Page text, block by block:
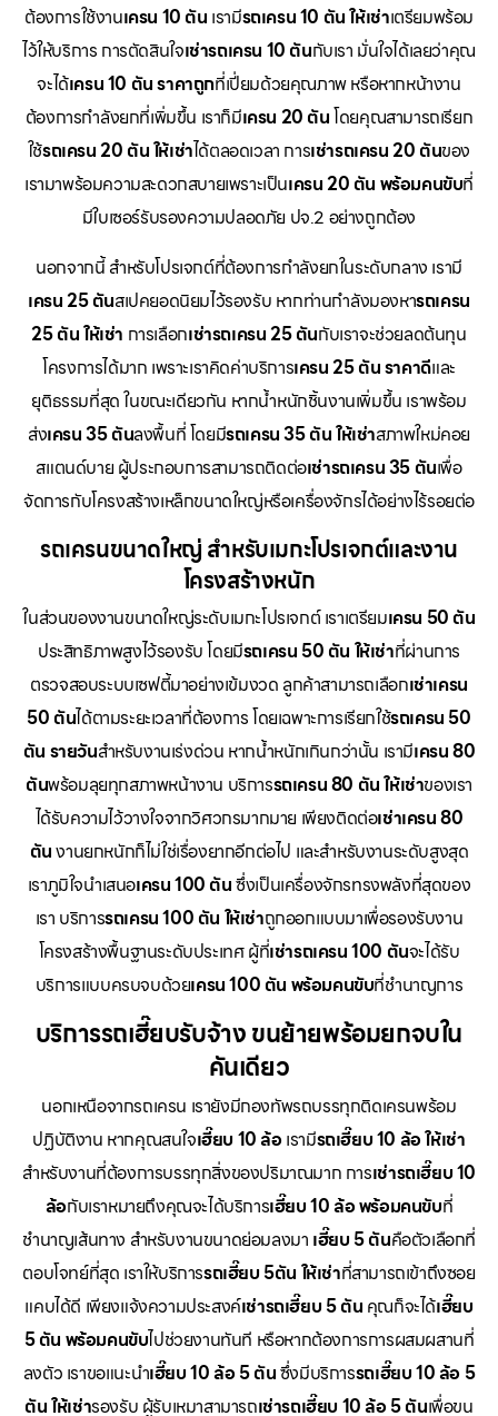
ต้องการใช้งานเครน 10 ตัน เรามีรถเครน 10 ตัน ให้เช่าเตรียมพร้อม
ไว้ให้บริการ การตัดสินใจเช่ารถเครน 10 ตันกับเรา มั่นใจได้เลยว่าคุณ
จะได้เครน 10 ตัน ราคาถูกที่เปี่ยมด้วยคุณภาพ หรือหากหน้างาน
ต้องการกำลังยกที่เพิ่มขึ้น เราก็มีเครน 20 ตันโดยคุณสามารถเรียก
ใช้รถเครน 20 ตัน ให้เช่าได้ตลอดเวลา การเช่ารถเครน 20 ตันของ
เรามาพร้อมความสะดวกสบายเพราะเป็นเครน 20 ตัน พร้อมคนขับที่
มีใบเซอร์รับรองความปลอดภัย ปจ.2 อย่างถูกต้อง
นอกจากนี้ สำหรับโปรเจกต์ที่ต้องการกำลังยกในระดับกลาง เรามี
เครน 25 ตันสเปคยอดนิยมไว้รองรับ หากท่านกำลังมองหารถเครน
25 ตัน ให้เช่า การเลือกเช่ารถเครน 25 ตันกับเราจะช่วยลดต้นทุน
โครงการได้มาก เพราะเราคิดค่าบริการเครน 25 ตัน ราคาดีและ
ยุติธรรมที่สุด ในขณะเดียวกัน หากน้ำหนักชิ้นงานเพิ่มขึ้น เราพร้อม
ส่งเครน 35 ตันลงพื้นที่ โดยมีรถเครน 35 ตัน ให้เช่าสภาพใหม่คอย
สแตนด์บาย ผู้ประกอบการสามารถติดต่อเช่ารถเครน 35 ตันเพื่อ
จัดการกับโครงสร้างเหล็กขนาดใหญ่หรือเครื่องจักรได้อย่างไร้รอยต่อ
รถเครนขนาดใหญ่ สำหรับเมกะโปรเจกต์และงาน
โครงสร้างหนัก
ในส่วนของงานขนาดใหญ่ระดับเมกะโปรเจกต์ เราเตรียมเครน 50 ตัน
ประสิทธิภาพสูงไว้รองรับ โดยมีรถเครน 50 ตัน ให้เช่าที่ผ่านการ
ตรวจสอบระบบเซฟตี้มาอย่างเข้มงวด ลูกค้าสามารถเลือกเช่าเครน
50 ตันได้ตามระยะเวลาที่ต้องการ โดยเฉพาะการเรียกใช้รถเครน 50
ตัน รายวันสำหรับงานเร่งด่วน หากน้ำหนักเกินกว่านั้น เรามีเครน 80
ตันพร้อมลุยทุกสภาพหน้างาน บริการรถเครน 80 ตัน ให้เช่าของเรา
ได้รับความไว้วางใจจากวิศวกรมากมาย เพียงติดต่อเช่าเครน 80
ตันงานยกหนักก็ไม่ใช่เรื่องยากอีกต่อไป และสำหรับงานระดับสูงสุด
เราภูมิใจนำเสนอเครน 100 ตันซึ่งเป็นเครื่องจักรทรงพลังที่สุดของ
เรา บริการรถเครน 100 ตัน ให้เช่าถูกออกแบบมาเพื่อรองรับงาน
โครงสร้างพื้นฐานระดับประเทศ ผู้ที่เช่ารถเครน 100 ตันจะได้รับ
บริการแบบครบจบด้วยเครน 100 ตัน พร้อมคนขับที่ชำนาญการ
บริการรถเฮี๊ยบรับจ้าง ขนย้ายพร้อมยกจบใน
คันเดียว
นอกเหนือจากรถเครน เรายังมีกองทัพรถบรรทุกติดเครนพร้อม
ปฏิบัติงาน หากคุณสนใจเฮี๊ยบ 10 ล้อเรามีรถเฮี๊ยบ 10 ล้อ ให้เช่า
สำหรับงานที่ต้องการบรรทุกสิ่งของปริมาณมาก การเช่ารถเฮี๊ยบ 10
ล้อกับเราหมายถึงคุณจะได้บริการเฮี๊ยบ 10 ล้อ พร้อมคนขับที่
ชำนาญเส้นทาง สำหรับงานขนาดย่อมลงมา เฮี๊ยบ 5 ตันคือตัวเลือกที่
ตอบโจทย์ที่สุด เราให้บริการรถเฮี๊ยบ 5ตัน ให้เช่าที่สามารถเข้าถึงซอย
แคบได้ดี เพียงแจ้งความประสงค์เช่ารถเฮี๊ยบ 5 ตัน คุณก็จะได้เฮี๊ยบ
5 ตัน พร้อมคนขับไปช่วยงานทันที หรือหากต้องการการผสมผสานที่
ลงตัว เราขอแนะนำเฮี๊ยบ 10 ล้อ 5 ตันซึ่งมีบริการรถเฮี๊ยบ 10 ล้อ 5
ตัน ให้เช่ารองรับ ผู้รับเหมาสามารถเช่ารถเฮี๊ยบ 10 ล้อ 5 ตันเพื่อขน